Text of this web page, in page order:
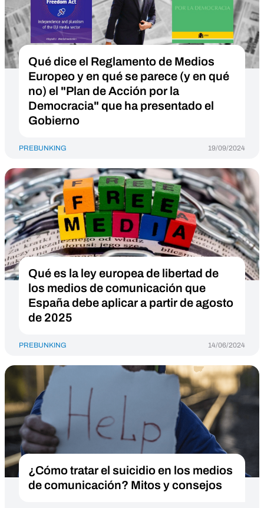
Qué dice el Reglamento de Medios
Europeo y en qué se parece (y en qué
no) el "Plan de Acción por la
Democracia" que ha presentado el
Gobierno
PREBUNKING 19/09/2024
Qué es la ley europea de libertad de
los medios de comunicación que
España debe aplicar a partir de agosto
de 2025
PREBUNKING 14/06/2024
¿Cómo tratar el suicidio en los medios
de comunicación? Mitos y consejos